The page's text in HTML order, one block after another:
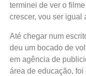
terminei de ver o
crescer, vou ser igual
Até chegar num
deu um bocado de
em agência de
área de educação,